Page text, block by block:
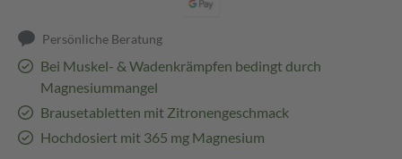
Persönliche Beratung
Bei Muskel- & Wadenkrämpfen bedingt durch
Magnesiummangel
Brausetabletten mit Zitronengeschmack
Hochdosiert mit 365 mg Magnesium